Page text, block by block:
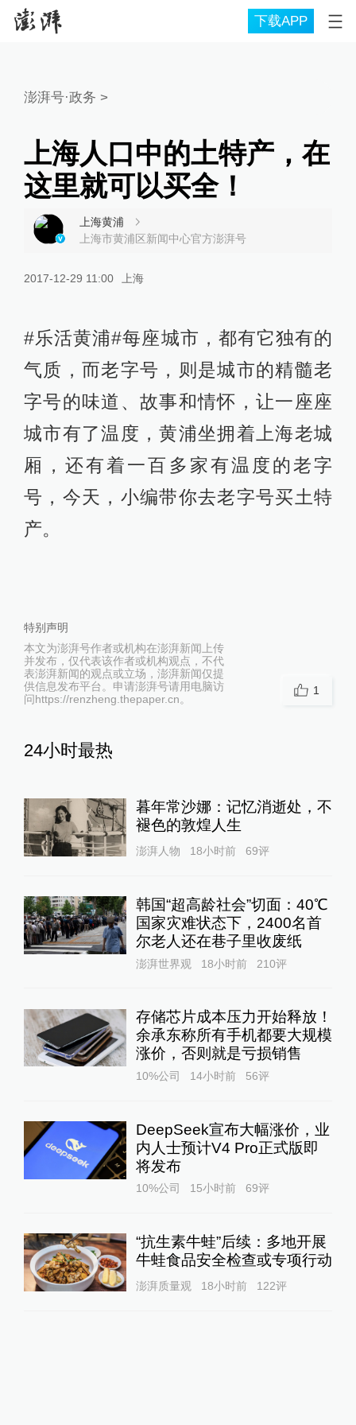
下载APP
澎湃号·政务 >
上海人口中的土特产，在
这里就可以买全！
上海黄浦
上海市黄浦区新闻中心官方澎湃号
2017-12-29 11:00 上海
#乐活黄浦#每座城市，都有它独有的
气质，而老字号，则是城市的精髓老
字号的味道、故事和情怀，让一座座
城市有了温度，黄浦坐拥着上海老城
厢，还有着一百多家有温度的老字
号，今天，小编带你去老字号买土特
产。
特别声明
本文为澎湃号作者或机构在澎湃新闻上传
并发布，仅代表该作者或机构观点，不代
表澎湃新闻的观点或立场，澎湃新闻仅提
供信息发布平台。申请澎湃号请用电脑访
问https://renzheng.thepaper.cn。
1
24小时最热
暮年常沙娜：记忆消逝处，不
褪色的敦煌人生
澎湃人物 18小时前 69评
韩国“超高龄社会”切面：40℃
国家灾难状态下，2400名首
尔老人还在巷子里收废纸
澎湃世界观 18小时前 210评
存储芯片成本压力开始释放！
余承东称所有手机都要大规模
涨价，否则就是亏损销售
10%公司 14小时前 56评
DeepSeek宣布大幅涨价，业
内人士预计V4 Pro正式版即
将发布
10%公司 15小时前 69评
“抗生素牛蛙”后续：多地开展
牛蛙食品安全检查或专项行动
澎湃质量观 18小时前 122评